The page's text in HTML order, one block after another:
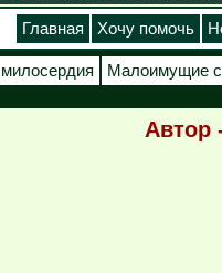
Главная Хочу помочь
Малоимущие
Автор